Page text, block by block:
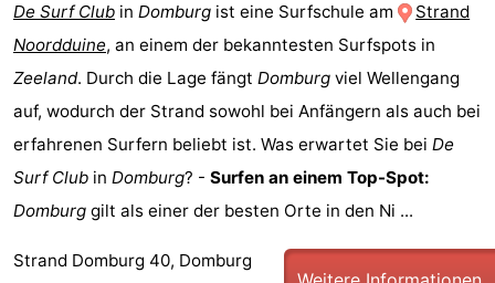
Toorop
Essen
und
trinken
Veranstaltungen
Ringstechen
Praktisch
Forum
De Surf Club in Domburg ist eine Surfschule am
Strand
Noordduine, an einem der bekanntesten Surfspots in
Zeeland. Durch die Lage fängt Domburg viel Wellengang
auf, wodurch der Strand sowohl bei Anfängern als auch bei
erfahrenen Surfern beliebt ist. Was erwartet Sie bei De
Surf Club in Domburg? - Surfen an einem Top-Spot:
Domburg gilt als einer der besten Orte in den Ni ...
Strand Domburg 40, Domburg